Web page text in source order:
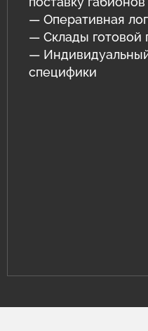
— Оперативная
— Склады готовой
—
специфики